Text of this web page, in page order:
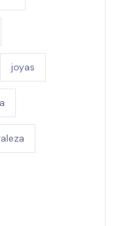
joyas